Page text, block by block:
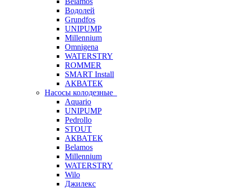
Водолей
Grundfos
UNIPUMP
Millennium
Omnigena
WATERSTRY
ROMMER
SMART Install
АКВАТЕК
Насосы колодезные
Aquario
UNIPUMP
Pedrollo
STOUT
АКВАТЕК
Belamos
Millennium
WATERSTRY
Wilo
Джилекс